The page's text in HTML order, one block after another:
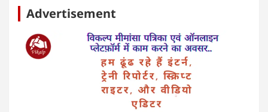
Advertisement